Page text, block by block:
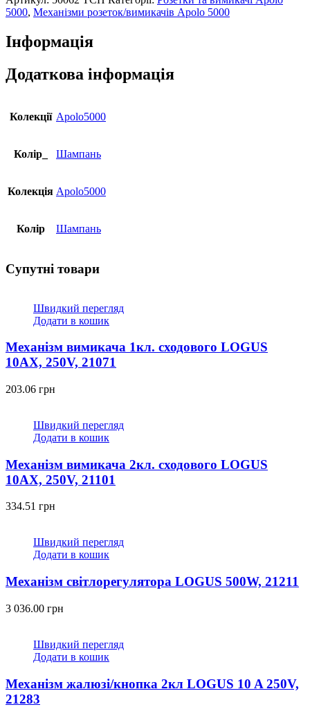
підсвіткою
Efapel
Apolo
10АХ,
шампань
кількість
5000, Механізми розеток/вимикачів Apolo 5000
Інформація
Додаткова інформація
Колекції Apolo5000
Колір_ Шампань
Колекція Apolo5000
Колір Шампань
Супутні товари
Швидкий перегляд
Додати в кошик
Механізм вимикача 1кл. сходового LOGUS
10АХ, 250V, 21071
203.06 грн
Швидкий перегляд
Додати в кошик
Механізм вимикача 2кл. сходового LOGUS
10АХ, 250V, 21101
334.51 грн
Швидкий перегляд
Додати в кошик
Механізм світлорегулятора LOGUS 500W, 21211
3 036.00 грн
Швидкий перегляд
Додати в кошик
Механізм жалюзі/кнопка 2кл LOGUS 10 A 250V,
21283